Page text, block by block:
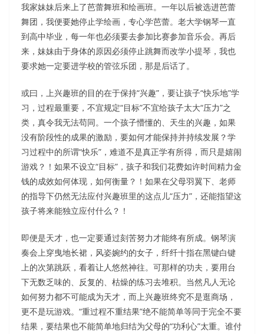
我家妹妹后来上了芭蕾舞班和绘画班。一年以后被选进芭蕾
舞团，我便要她停止学绘画，专心学芭蕾。老大学钢琴一直
到高中毕业，每一年也必须要去参加比赛参加音乐会。再后
来，妹妹由于身体的原因必须停止跳舞而改学小提琴，我也
要求她一定要进学校的管弦乐团，那是后话了。
或曰，上兴趣班的目的在于保持“兴趣”，要让孩子“快乐地”学
习，过程最重要，不宜规定“目标”不宜给孩子太大“压力”之
类，真令我无法苟同。一个孩子懵懂的、天生的兴趣，如果
没有阶段性的成果的激励，要如何才能保持并持续发展？学
习过程中的所谓“快乐”，难道不是真正学有所得，而只是嬉闹
游戏？！如果不设立“目标”，孩子和我们花费如许时间精力金
钱的成效如何体现，如何衡量？！如果在父母羽翼下、老师
的指导下仍然无法应付兴趣班里的这点儿“压力”，还能指望这
孩子将来能独立应付什么？！
即便是天才，也一定要通过刻苦努力才能终有所成。钢琴演
奏会上穿曳地长裙，风姿婉约的女子，纤纤十指在黑键白键
上的次第跳跃，看着让人悠然神往。可那样的功夫，要用台
下无数乏味的、反复的、枯燥的练习去堆积。当然凡人无论
如何努力都不可能成为天才，而上兴趣班终究不是逛商场，
更不是玩游戏。“重过程不重结果”绝不能简单等同于完全不要
结果，要结果也不能简单地归结为父母的“功利心”太重。谁付